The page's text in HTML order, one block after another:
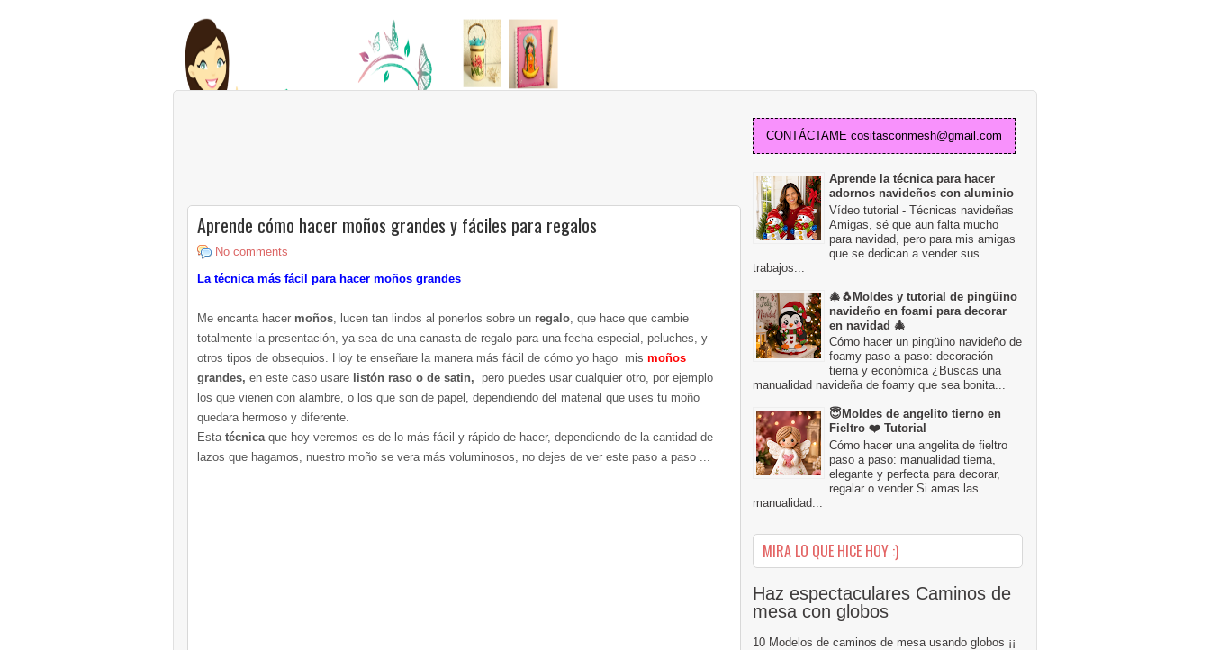
Aprende cómo hacer moños grandes y fáciles para regalos
No comments
La técnica más fácil para hacer moños grandes
Me encanta hacer moños, lucen tan lindos al ponerlos sobre un regalo, que hace que cambie
totalmente la presentación, ya sea de una canasta de regalo para una fecha especial, peluches, y
otros tipos de obsequios. Hoy te enseñare la manera más fácil de cómo yo hago mis moños
grandes, en este caso usare listón raso o de satin, pero puedes usar cualquier otro, por ejemplo
los que vienen con alambre, o los que son de papel, dependiendo del material que uses tu moño
quedara hermoso y diferente.
Esta técnica que hoy veremos es de lo más fácil y rápido de hacer, dependiendo de la cantidad de
lazos que hagamos, nuestro moño se vera más voluminosos, no dejes de ver este paso a paso ...
CONTÁCTAME cositasconmesh@gmail.com
Aprende la técnica para hacer
adornos navideños con aluminio
Vídeo tutorial - Técnicas navideñas
Amigas, sé que aun falta mucho
para navidad, pero para mis amigas
que se dedican a vender sus
trabajos...
🎄🐧Moldes y tutorial de pingüino
navideño en foami para decorar
en navidad 🎄
Cómo hacer un pingüino navideño de
foamy paso a paso: decoración
tierna y económica ¿Buscas una
manualidad navideña de foamy que sea bonita...
😇Moldes de angelito tierno en
Fieltro ❤️ Tutorial
Cómo hacer una angelita de fieltro
paso a paso: manualidad tierna,
elegante y perfecta para decorar,
regalar o vender Si amas las
manualidad...
MIRA LO QUE HICE HOY :)
Haz espectaculares Caminos de
mesa con globos
10 Modelos de caminos de mesa usando globos ¡¡